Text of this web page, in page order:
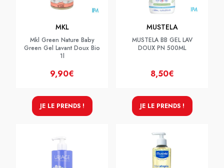
MKL
Mkl Green Nature Baby
Green Gel Lavant Doux Bio
1l
9,90€
JE LE PRENDS !
MUSTELA
MUSTELA BB GEL LAV
DOUX PN 500ML
8,50€
JE LE PRENDS !